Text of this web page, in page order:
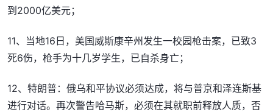
到2000亿美元；
11、当地16日，美国威斯康辛州发生一校园枪击案，已致3
死6伤，枪手为十几岁学生，已自杀身亡；
12、特朗普：俄乌和平协议必须达成，将与普京和泽连斯基
进行对话。再次警告哈马斯，必须在其就职前释放人质，否